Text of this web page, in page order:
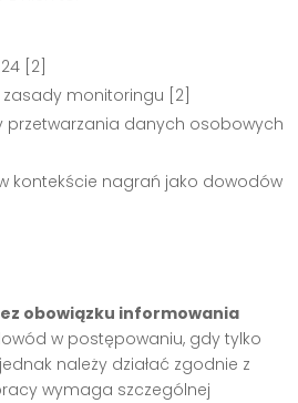
[2]
monitoringu [2]
przetwarzania danych osobowych
kontekście nagrań jako dowodów
obowiązku informowania
w postępowaniu, gdy tylko
należy działać zgodnie z
wymaga szczególnej